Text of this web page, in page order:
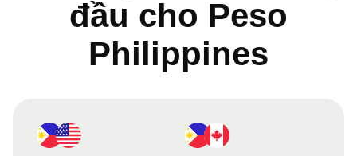
đầu cho Peso
Philippines